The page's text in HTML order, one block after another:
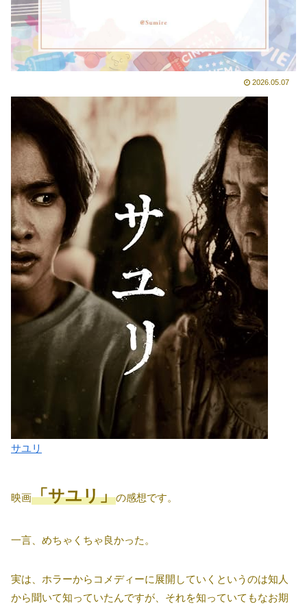
2026.05.07
サユリ
映画「サユリ」の感想です。
一言、めちゃくちゃ良かった。
実は、ホラーからコメディーに展開していくというのは知人
から聞いて知っていたんですが、それを知っていてもなお期